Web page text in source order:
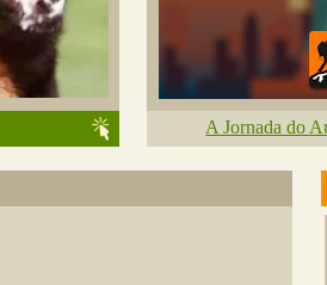
A Jornada do